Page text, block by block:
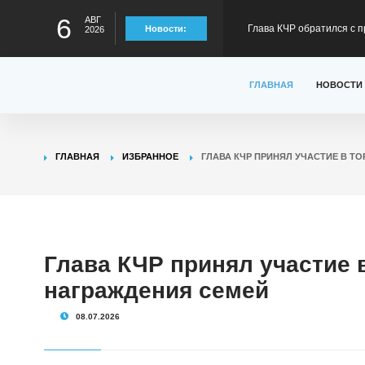
6
АВГ
2026
Новости: Глава КЧР обратился с
детского туристского
Рашид Темрезов
Глава КЧР:
ГЛАВНАЯ НОВОСТИ
ГЛАВНАЯ ИЗБРАННОЕ ГЛАВА КЧР ПРИНЯЛ УЧАСТИЕ В
Глава КЧР принял участие
награждения семей
08.07.2026